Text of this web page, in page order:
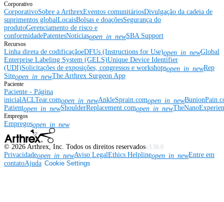
Corporativo
CorporativoSobre a ArthrexEventos comunitáriosDivulgação da cadeia de
suprimentos globalLocaisBolsas e doaçõesSegurança do
produtoGerenciamento de risco e
conformidadePatentesNotíciasopen_in_newSBA Support
Recursos
Linha direta de codificaçãoeDFUs (Instructions for Use)open_in_newGlobal
Enterprise Labeling System (GELS)Unique Device Identifier
(UDI)Solicitações de exposições, congressos e workshopsopen_in_newRep
Siteopen_in_newThe Arthrex Surgeon App
Paciente
Paciente - Página
inicial ACLTear.comopen_in_newAnkleSprain.comopen_in_new
Patientopen_in_newShoulderReplacement.comopen_in_new
Empregos
Empregosopen_in_new
© 2026 Arthrex, Inc. Todos os direitos reservadosv3.56.0
Privacidadeopen_in_newAviso LegalEthics Helplineopen_in_newEntre em
contatoAjuda Cookie Settings